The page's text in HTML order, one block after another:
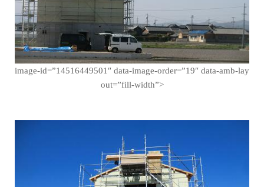
image-id=”14516449501″ data-image-order=”19″ data-amb-lay
out=”fill-width”>